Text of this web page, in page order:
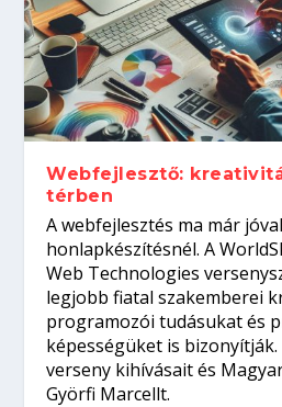
Hogyan készíts ATS-
Így növelheted az
állásinterjúra...
Kitalálod, mire
gépeket?
Nem sikerült az
Tanulj szakmát!
Szoftverfejlesztő:
amikor néhány sor
világversenyt...
Webfejlesztő:
térben
A webfejlesztés ma már
honlapkészítésnél. A
Web Technologies
legjobb fiatal szakemberei
programozói tudásukat és
képességüket is
verseny kihívásait és
Györfi Marcellt.